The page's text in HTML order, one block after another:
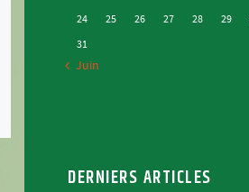
24
25 26 27 28 29
31
« Juin
DERNIERS ARTICLES